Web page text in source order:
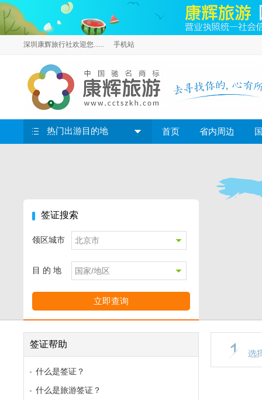
深圳康辉旅行社欢迎您...... 手机站
热门出游目的地 首页 省内周边
签证搜索
领区城市
目 的 地
签证帮助
什么是签证？
什么是旅游签证？